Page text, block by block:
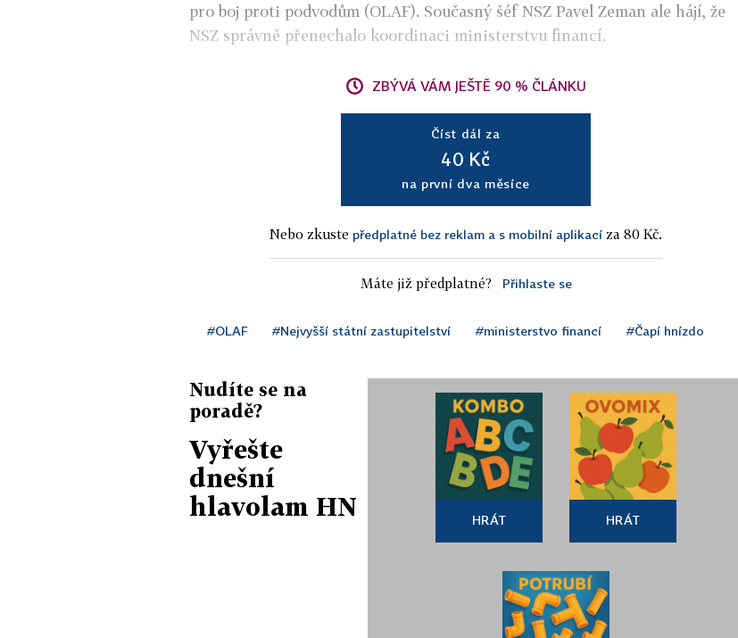
pro boj proti podvodům (OLAF). Současný šéf NSZ Pavel Zeman ale hájí, že
NSZ správně přenechalo koordinaci ministerstvu financí.
ZBÝVÁ VÁM JEŠTĚ 90 % ČLÁNKU
Číst dál za
40 Kč
na první dva měsíce
Nebo zkuste předplatné bez reklam a s mobilní aplikací za 80 Kč.
Máte již předplatné? Přihlaste se
#OLAF #Nejvyšší státní zastupitelství #ministerstvo financí #Čapí hnízdo
Nudíte se na
poradě?
Vyřešte
dnešní
hlavolam HN
HRÁT HRÁT